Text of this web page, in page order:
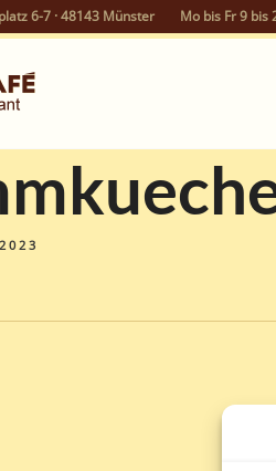
6-7 · 48143 Münster Mo bis Fr 9 bis